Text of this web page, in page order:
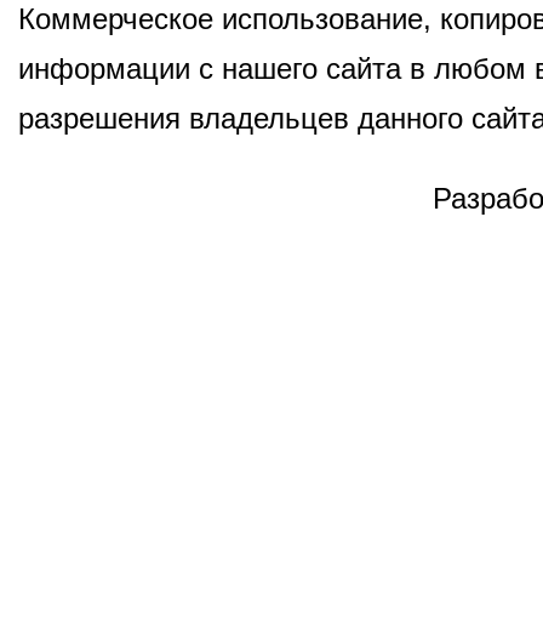
Коммерческое использование,
информации с нашего сайта в любом
разрешения владельцев данного